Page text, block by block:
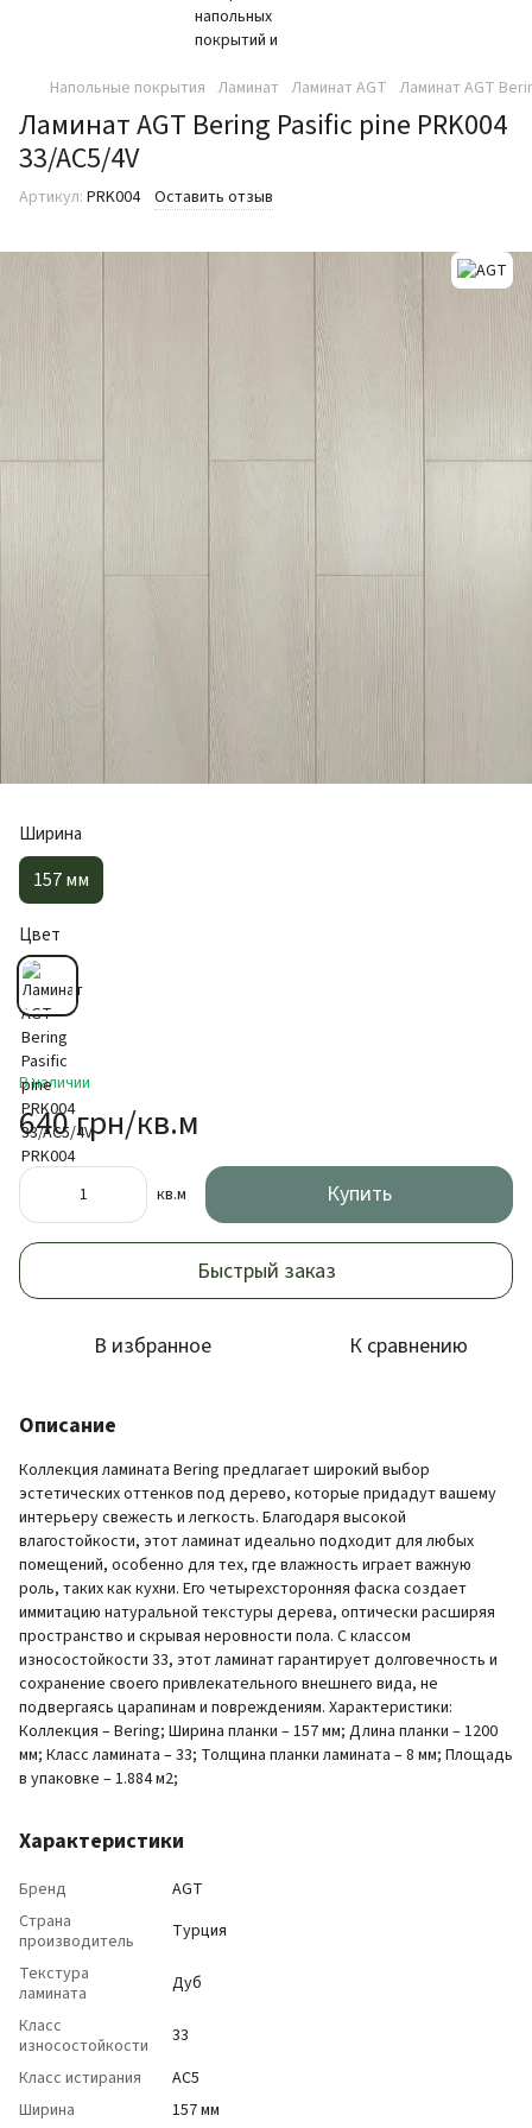
Напольные покрытия Ламинат Ламинат AGT Ламинат AGT
Ламинат AGT Bering Pasific pine PRK004
33/AC5/4V
Артикул: PRK004 Оставить отзыв
Ширина
157 мм
Цвет
В наличии
640 грн/кв.м
кв.м Купить
Быстрый заказ
В избранное К сравнению
Описание
Коллекция ламината Bering предлагает широкий выбор
эстетических оттенков под дерево, которые придадут вашему
интерьеру свежесть и легкость. Благодаря высокой
влагостойкости, этот ламинат идеально подходит для любых
помещений, особенно для тех, где влажность играет важную
роль, таких как кухни. Его четырехсторонняя фаска создает
иммитацию натуральной текстуры дерева, оптически расширяя
пространство и скрывая неровности пола. С классом
износостойкости 33, этот ламинат гарантирует долговечность и
сохранение своего привлекательного внешнего вида, не
подвергаясь царапинам и повреждениям. Характеристики:
Коллекция – Bering; Ширина планки – 157 мм; Длина планки – 1200
мм; Класс ламината – 33; Толщина планки ламината – 8 мм; Площадь
в упаковке – 1.884 м2;
Характеристики
Бренд
AGT
Страна
производитель
Турция
Текстура
ламината
Дуб
Класс
износостойкости
33
Класс истирания
АС5
Ширина
157 мм